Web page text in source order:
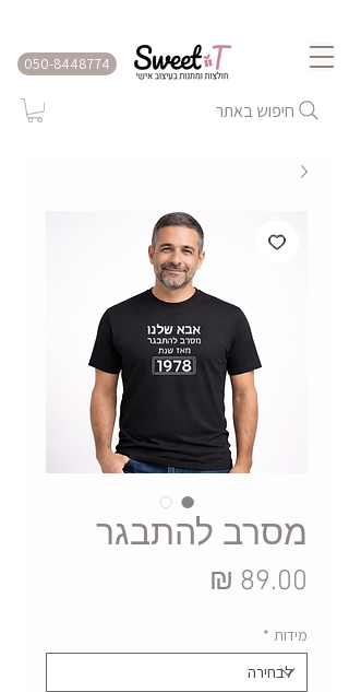
חיפוש באתר
050-8448774
מסרב להתבגר
מידות *